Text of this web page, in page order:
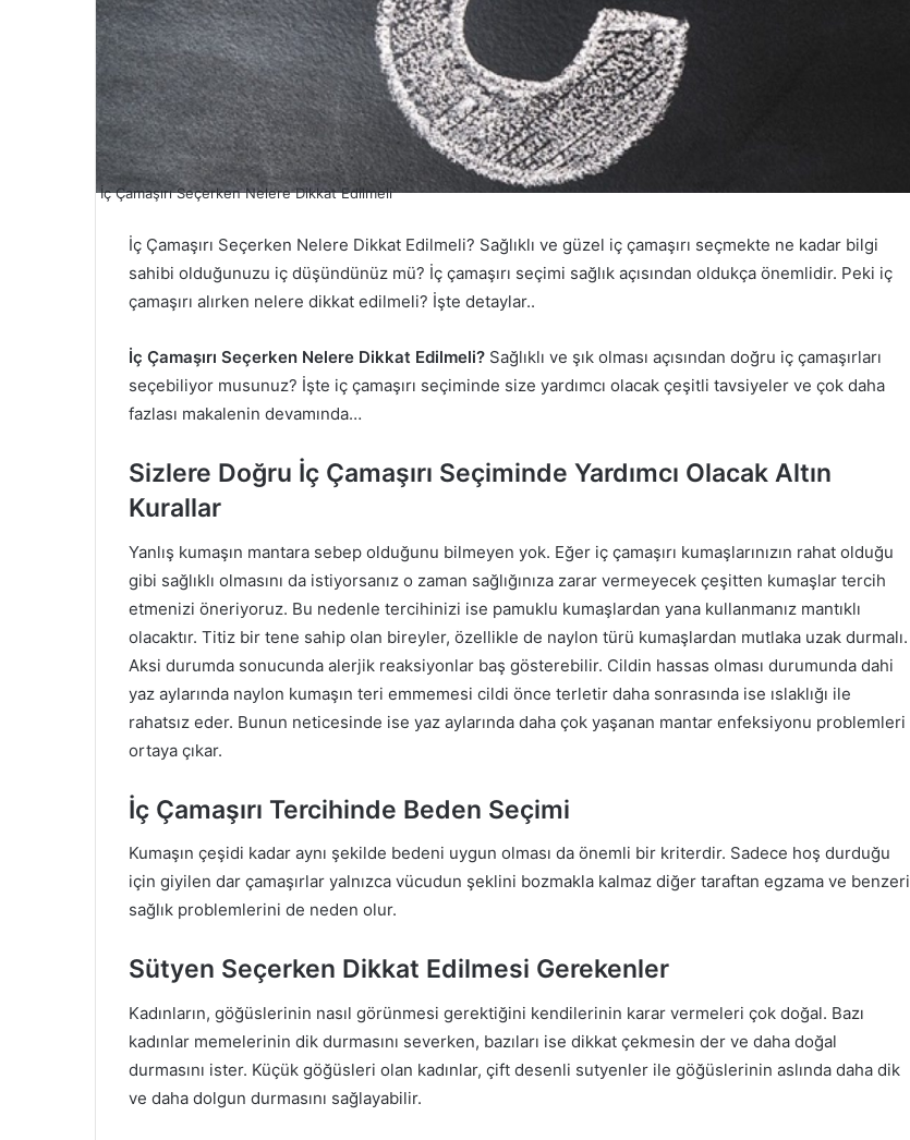
İç Çamaşırı Seçerken Nelere Dikkat Edilmeli
İç Çamaşırı Seçerken Nelere Dikkat Edilmeli? Sağlıklı ve güzel iç çamaşırı seçmekte ne kadar bilgi
sahibi olduğunuzu iç düşündünüz mü? İç çamaşırı seçimi sağlık açısından oldukça önemlidir. Peki iç
çamaşırı alırken nelere dikkat edilmeli? İşte detaylar..
İç Çamaşırı Seçerken Nelere Dikkat Edilmeli? Sağlıklı ve şık olması açısından doğru iç çamaşırları
seçebiliyor musunuz? İşte iç çamaşırı seçiminde size yardımcı olacak çeşitli tavsiyeler ve çok daha
fazlası makalenin devamında…
Sizlere Doğru İç Çamaşırı Seçiminde Yardımcı Olacak Altın
Kurallar
Yanlış kumaşın mantara sebep olduğunu bilmeyen yok. Eğer iç çamaşırı kumaşlarınızın rahat olduğu
gibi sağlıklı olmasını da istiyorsanız o zaman sağlığınıza zarar vermeyecek çeşitten kumaşlar tercih
etmenizi öneriyoruz. Bu nedenle tercihinizi ise pamuklu kumaşlardan yana kullanmanız mantıklı
olacaktır. Titiz bir tene sahip olan bireyler, özellikle de naylon türü kumaşlardan mutlaka uzak durmalı.
Aksi durumda sonucunda alerjik reaksiyonlar baş gösterebilir. Cildin hassas olması durumunda dahi
yaz aylarında naylon kumaşın teri emmemesi cildi önce terletir daha sonrasında ise ıslaklığı ile
rahatsız eder. Bunun neticesinde ise yaz aylarında daha çok yaşanan mantar enfeksiyonu problemleri
ortaya çıkar.
İç Çamaşırı Tercihinde Beden Seçimi
Kumaşın çeşidi kadar aynı şekilde bedeni uygun olması da önemli bir kriterdir. Sadece hoş durduğu
için giyilen dar çamaşırlar yalnızca vücudun şeklini bozmakla kalmaz diğer taraftan egzama ve benzeri
sağlık problemlerini de neden olur.
Sütyen Seçerken Dikkat Edilmesi Gerekenler
Kadınların, göğüslerinin nasıl görünmesi gerektiğini kendilerinin karar vermeleri çok doğal. Bazı
kadınlar memelerinin dik durmasını severken, bazıları ise dikkat çekmesin der ve daha doğal
durmasını ister. Küçük göğüsleri olan kadınlar, çift desenli sutyenler ile göğüslerinin aslında daha dik
ve daha dolgun durmasını sağlayabilir.